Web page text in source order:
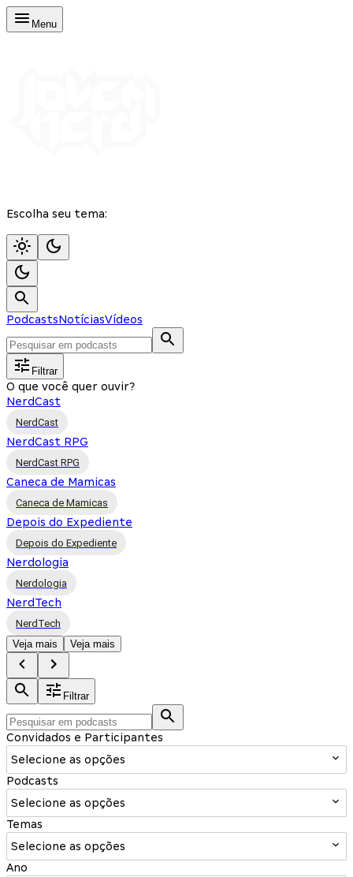
Menu
Escolha seu tema:
PodcastsNotíciasVídeos
Filtrar
O que você quer ouvir?
NerdCast
NerdCast
NerdCast RPG
NerdCast RPG
Caneca de Mamicas
Caneca de Mamicas
Depois do Expediente
Depois do Expediente
Nerdologia
Nerdologia
NerdTech
NerdTech
Veja mais
Veja mais
Filtrar
Convidados e Participantes
Selecione as opções
Podcasts
Selecione as opções
Temas
Selecione as opções
Ano